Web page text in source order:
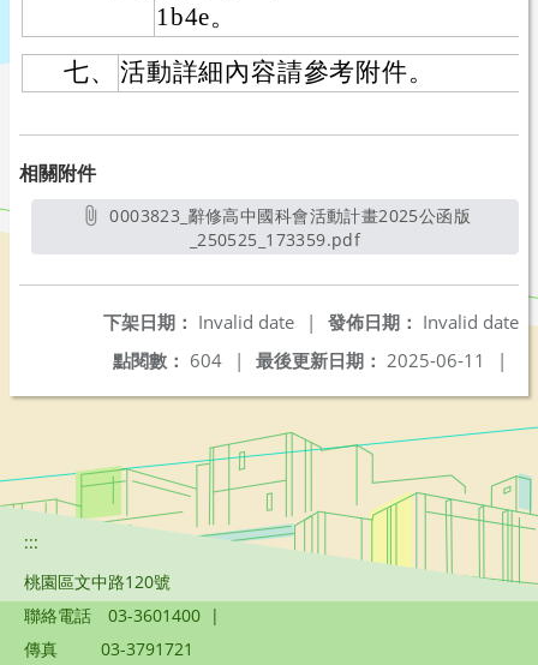
1b4e。
七、
活動詳細內容請參考附件。
相關附件
0003823_辭修高中國科會活動計畫2025公函版
_250525_173359.pdf另開新視窗
發佈日期： Invalid date
下架日期： Invalid date
|
最後更新日期： 2025-06-11 |
點閱數： 604 |
:::
桃園區文中路120號
聯絡電話
03-3601400 |
傳真
03-3791721